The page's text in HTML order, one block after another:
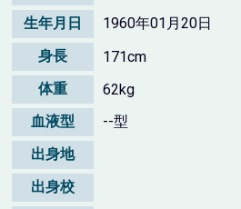
生年月日
1960年01月20日
身長
171cm
体重
62kg
血液型
--型
出身地
出身校